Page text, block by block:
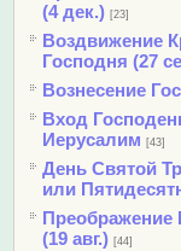
(4 дек.) [23]
Воздвижение
Господня (27
Вознесение
Вход
Иерусалим [43]
День Святой
или
Преображение
(19 авг.) [44]